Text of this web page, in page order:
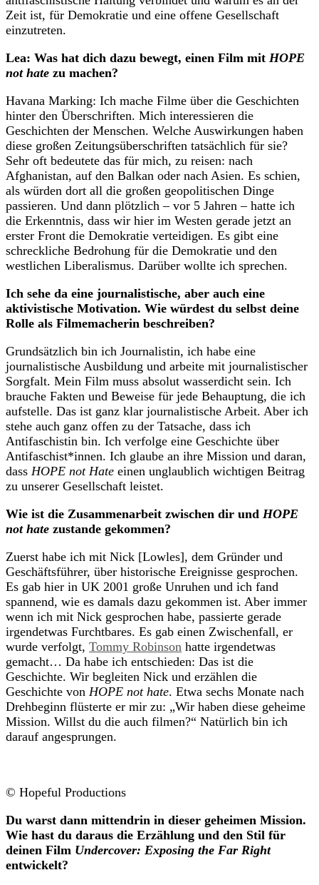
Zeit ist, für Demokratie und eine offene Gesellschaft
einzutreten.
Lea: Was hat dich dazu bewegt, einen Film mit HOPE
not hate zu machen?
Havana Marking: Ich mache Filme über die Geschichten
hinter den Überschriften. Mich interessieren die
Geschichten der Menschen. Welche Auswirkungen haben
diese großen Zeitungsüberschriften tatsächlich für sie?
Sehr oft bedeutete das für mich, zu reisen: nach
Afghanistan, auf den Balkan oder nach Asien. Es schien,
als würden dort all die großen geopolitischen Dinge
passieren. Und dann plötzlich – vor 5 Jahren – hatte ich
die Erkenntnis, dass wir hier im Westen gerade jetzt an
erster Front die Demokratie verteidigen. Es gibt eine
schreckliche Bedrohung für die Demokratie und den
westlichen Liberalismus. Darüber wollte ich sprechen.
Ich sehe da eine journalistische, aber auch eine
aktivistische Motivation. Wie würdest du selbst deine
Rolle als Filmemacherin beschreiben?
Grundsätzlich bin ich Journalistin, ich habe eine
journalistische Ausbildung und arbeite mit journalistischer
Sorgfalt. Mein Film muss absolut wasserdicht sein. Ich
brauche Fakten und Beweise für jede Behauptung, die ich
aufstelle. Das ist ganz klar journalistische Arbeit. Aber ich
stehe auch ganz offen zu der Tatsache, dass ich
Antifaschistin bin. Ich verfolge eine Geschichte über
Antifaschist*innen. Ich glaube an ihre Mission und daran,
dass HOPE not Hate einen unglaublich wichtigen Beitrag
zu unserer Gesellschaft leistet.
Wie ist die Zusammenarbeit zwischen dir und HOPE
not hate zustande gekommen?
Zuerst habe ich mit Nick [Lowles], dem Gründer und
Geschäftsführer, über historische Ereignisse gesprochen.
Es gab hier in UK 2001 große Unruhen und ich fand
spannend, wie es damals dazu gekommen ist. Aber immer
wenn ich mit Nick gesprochen habe, passierte gerade
irgendetwas Furchtbares. Es gab einen Zwischenfall, er
wurde verfolgt, Tommy Robinson hatte irgendetwas
gemacht… Da habe ich entschieden: Das ist die
Geschichte. Wir begleiten Nick und erzählen die
Geschichte von HOPE not hate. Etwa sechs Monate nach
Drehbeginn flüsterte er mir zu: „Wir haben diese geheime
Mission. Willst du die auch filmen?“ Natürlich bin ich
darauf angesprungen.
© Hopeful Productions
Du warst dann mittendrin in dieser geheimen Mission.
Wie hast du daraus die Erzählung und den Stil für
deinen Film Undercover: Exposing the Far Right
entwickelt?